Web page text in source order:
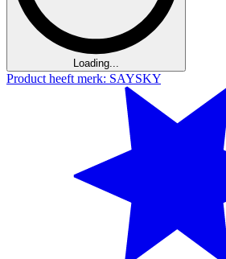
Loading...
Product heeft merk: SAYSKY